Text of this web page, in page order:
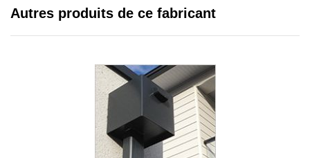
Autres produits de ce fabricant